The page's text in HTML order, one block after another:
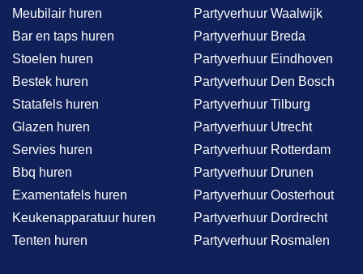
Meubilair huren
Bar en taps huren
Stoelen huren
Bestek huren
Statafels huren
Glazen huren
Servies huren
Bbq huren
Examentafels huren
Keukenapparatuur huren
Tenten huren
Partyverhuur Waalwijk
Partyverhuur Breda
Partyverhuur Eindhoven
Partyverhuur Den Bosch
Partyverhuur Tilburg
Partyverhuur Utrecht
Partyverhuur Rotterdam
Partyverhuur Drunen
Partyverhuur Oosterhout
Partyverhuur Dordrecht
Partyverhuur Rosmalen